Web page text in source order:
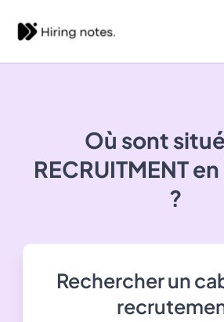
Où sont
RECRUITMENTen
?
Rechercher un